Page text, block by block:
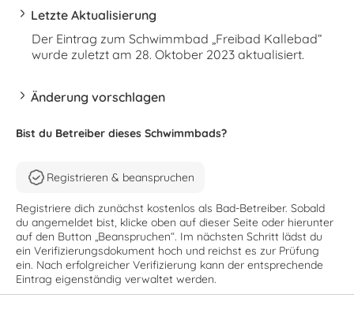
Letzte Aktualisierung
Der Eintrag zum Schwimmbad „Freibad Kallebad“
wurde zuletzt am 28. Oktober 2023 aktualisiert.
Änderung vorschlagen
Bist du Betreiber dieses Schwimmbads?
Registrieren & beanspruchen
Registriere dich zunächst kostenlos als Bad-Betreiber. Sobald
du angemeldet bist, klicke oben auf dieser Seite oder hierunter
auf den Button „Beanspruchen“. Im nächsten Schritt lädst du
ein Verifizierungsdokument hoch und reichst es zur Prüfung
ein. Nach erfolgreicher Verifizierung kann der entsprechende
Eintrag eigenständig verwaltet werden.